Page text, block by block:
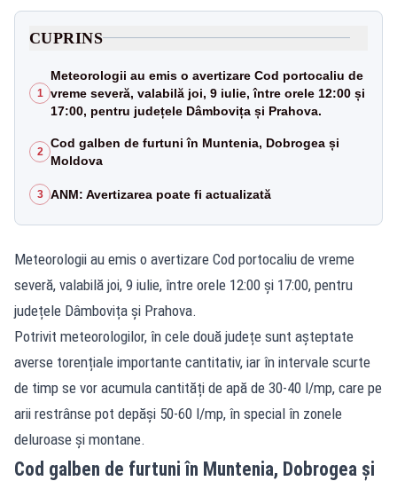
CUPRINS
1
Meteorologii au emis o avertizare Cod portocaliu de
vreme severă, valabilă joi, 9 iulie, între orele 12:00 și
17:00, pentru județele Dâmbovița și Prahova.
2
Cod galben de furtuni în Muntenia, Dobrogea și
Moldova
3 ANM: Avertizarea poate fi actualizată
Meteorologii au emis o avertizare Cod portocaliu de vreme
severă, valabilă joi, 9 iulie, între orele 12:00 și 17:00, pentru
județele Dâmbovița și Prahova.
Potrivit meteorologilor, în cele două județe sunt așteptate
averse torențiale importante cantitativ, iar în intervale scurte
de timp se vor acumula cantități de apă de 30-40 l/mp, care pe
arii restrânse pot depăși 50-60 l/mp, în special în zonele
deluroase și montane.
Cod galben de furtuni în Muntenia, Dobrogea și